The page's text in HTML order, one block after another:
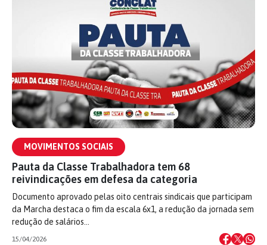
MOVIMENTOS SOCIAIS
Pauta da Classe Trabalhadora tem 68
reivindicações em defesa da categoria
Documento aprovado pelas oito centrais sindicais que participam
da Marcha destaca o fim da escala 6x1, a redução da jornada sem
redução de salários…
15/04/2026